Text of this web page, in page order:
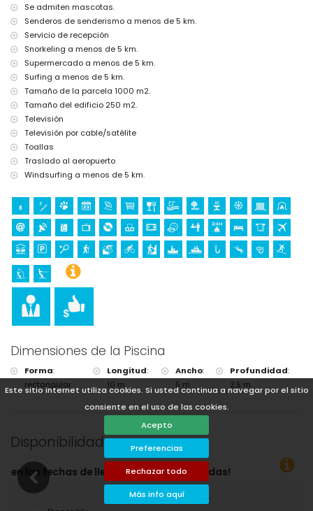
Este sitio internet utiliza cookies. Si usted continua a navegar por el sitio
consiente en el uso de las cookies.
Acepto
Preferencias
Rechazar todo
Más info aquí
tenis, senderismo, ciclismo de montaña, ciclismo, escalada,
piragüismo, rafting, pesca, buceo, snorkel, surf, windsurf y esquí
acuático (a menos de 5 kilómetros de la villa)
golf (Club de Golf, Xàbia) y equitación (a menos de 10 kilómetros
de la villa)
Se admiten mascotas.
Senderos de senderismo a menos de 5 km.
Servicio de recepción
Snorkeling a menos de 5 km.
Supermercado a menos de 5 km.
Surfing a menos de 5 km.
Tamaño de la parcela 1000 m2.
Tamaño del edificio 250 m2.
Televisión
Televisión por cable/satélite
Toallas
Traslado al aeropuerto
Windsurfing a menos de 5 km.
Dimensiones de la Piscina
Forma:
rectangular
Longitud:
10 m.
Ancho:
5 m.
Profundidad:
2,5 m.
Disponibilidad